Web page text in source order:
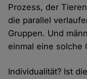
Prozess, der
die parallel
Gruppen. Und
einmal eine solche
Individualität? Ist